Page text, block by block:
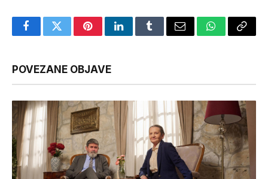
FacebookTwitterPinterestLinkedInTumblrEmail WhatsApp
Copy
POVEZANE OBJAVE